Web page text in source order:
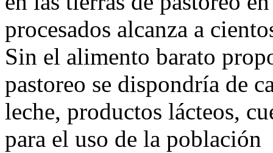
procesados alcanza a
Sin el alimento barato
pastoreo se dispondría de
leche, productos lácteos,
para el uso de la población